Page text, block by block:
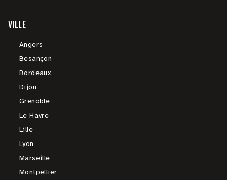
VILLE
Angers
Besançon
Bordeaux
Dijon
Grenoble
Le Havre
Lille
Lyon
Marseille
Montpellier